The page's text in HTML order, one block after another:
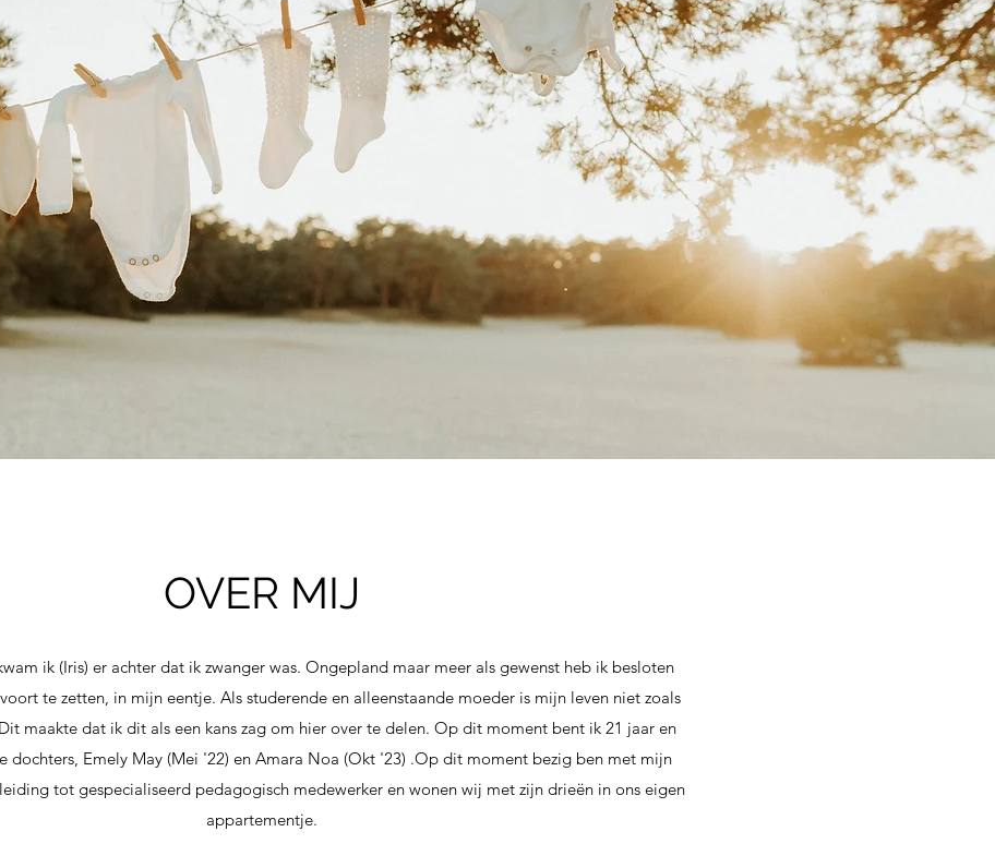
OVER MIJ
ik (Iris) er achter dat ik zwanger was. Ongepland maar meer als gewenst heb ik besloten
te zetten, in mijn eentje. Als studerende en alleenstaande moeder is mijn leven niet zoals
maakte dat ik dit als een kans zag om hier over te delen. Op dit moment bent ik 21 jaar en
dochters, Emely May (Mei '22) en Amara Noa (Okt '23) .Op dit moment bezig ben met mijn
tot gespecialiseerd pedagogisch medewerker en wonen wij met zijn drieën in ons eigen
appartementje.